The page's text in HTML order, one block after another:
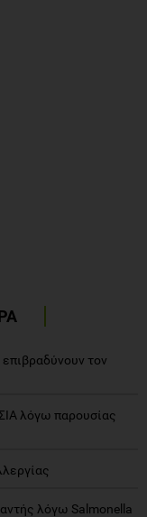
τον
λόγω παρουσίας
λόγω Salmonella